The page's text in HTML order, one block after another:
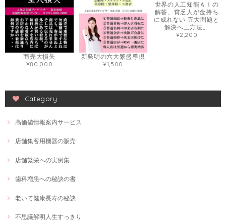
商売大損失
¥80,000
新発明の六大繁盛導倶
¥1,500
世界の人工知能ＡＩの
解答、貧乏人が金持ち
に成れない 五大問題と
解決へ三方法。
¥2,200
Category
高価値情報案内サービス
店舗集客用機器の販売
店舗繁栄への実例集
歯科増患への秘訣の書
老いて健康長寿の秘訣
不思議解明人生すっきり